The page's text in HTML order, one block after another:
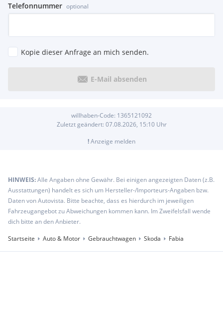
Telefonnummer optional
Kopie dieser Anfrage an mich senden.
E-Mail absenden
willhaben-Code: 1365121092
Zuletzt geändert: 07.08.2026, 15:10Uhr
!Anzeige melden
HINWEIS:Alle Angaben ohne Gewähr. Bei einigen angezeigten Daten (z.B.
Ausstattungen) handelt es sich um Hersteller-/Importeurs-Angaben bzw.
Daten von Autovista. Bitte beachte, dass es hierdurch im jeweiligen
Fahrzeugangebot zu Abweichungen kommen kann. Im Zweifelsfall wende
dich bitte an den Anbieter.
Startseite
Auto & Motor Gebrauchtwagen Skoda Fabia